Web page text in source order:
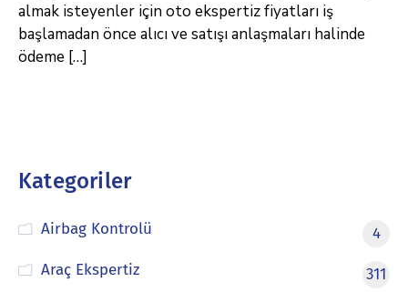
almak isteyenler için oto ekspertiz fiyatları iş
başlamadan önce alıcı ve satışı anlaşmaları halinde
ödeme […]
Kategoriler
Airbag Kontrolü
4
Araç Ekspertiz
311